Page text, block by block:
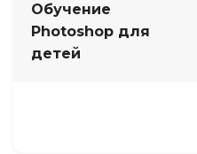
Обучение
Photoshop для
детей